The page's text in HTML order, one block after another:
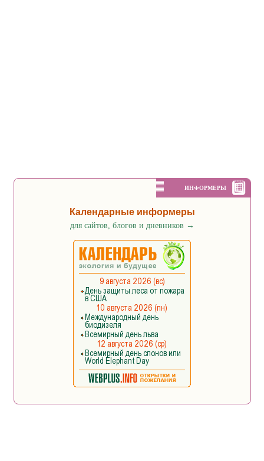
ИНФОРМЕРЫ
Календарные информеры
для сайтов, блогов и дневников →